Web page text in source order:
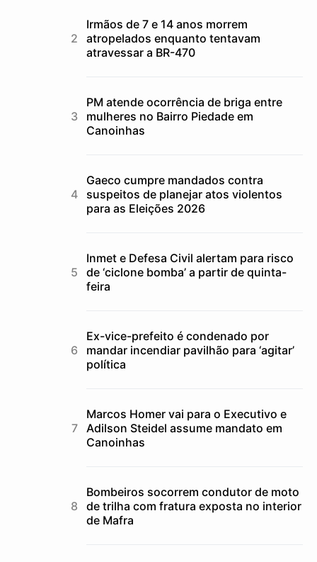
Irmãos de 7 e 14 anos morrem
atropelados enquanto tentavam
atravessar a BR-470
PM atende ocorrência de briga entre
mulheres no Bairro Piedade em
Canoinhas
Gaeco cumpre mandados contra
suspeitos de planejar atos violentos
para as Eleições 2026
Inmet e Defesa Civil alertam para risco
de ‘ciclone bomba’ a partir de quinta-
feira
Ex-vice-prefeito é condenado por
mandar incendiar pavilhão para ‘agitar’
política
Marcos Homer vai para o Executivo e
Adilson Steidel assume mandato em
Canoinhas
Bombeiros socorrem condutor de moto
de trilha com fratura exposta no interior
de Mafra